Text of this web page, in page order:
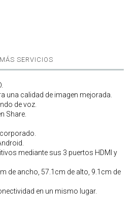
MÁS SERVICIOS
una calidad de imagen mejorada.
de voz.
Share.
mediante sus 3 puertos HDMI y
de ancho, 57.1cm de alto, 9.1cm de
en un mismo lugar.